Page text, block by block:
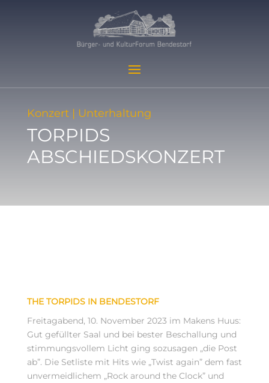
Konzert | Unterhaltung
TORPIDS
ABSCHIEDSKONZERT
THE TORPIDS IN BENDESTORF
Freitagabend, 10. November 2023 im Makens Huus:
Gut gefüllter Saal und bei bester Beschallung und
stimmungsvollem Licht ging sozusagen „die Post
ab”. Die Setliste mit Hits wie „Twist again” dem fast
unvermeidlichem „Rock around the Clock” und